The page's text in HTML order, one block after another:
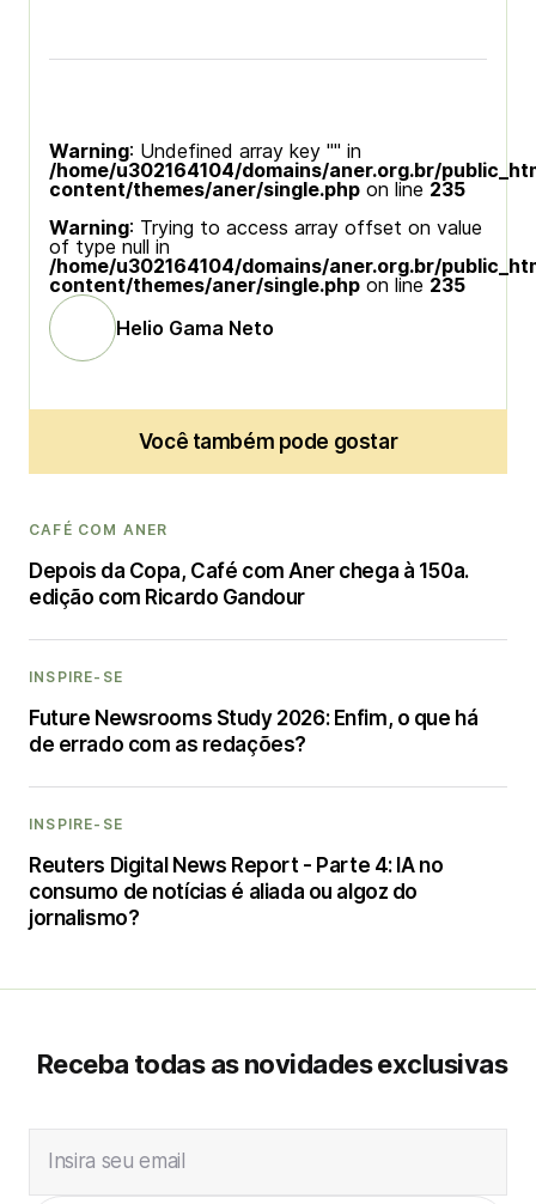
Warning: Undefined array key "" in
/home/u302164104/domains/aner.org.br/
content/themes/aner/single.php on line 235
Warning: Trying to access array offset on value
of type null in
/home/u302164104/domains/aner.org.br/
content/themes/aner/single.php on line 235
Helio Gama Neto
Você também pode gostar
CAFÉ COM ANER
Depois da Copa, Café com Aner chega à 150a.
edição com Ricardo Gandour
INSPIRE-SE
Future Newsrooms Study 2026: Enfim, o que há
de errado com as redações?
INSPIRE-SE
Reuters Digital News Report - Parte 4: IA no
consumo de notícias é aliada ou algoz do
jornalismo?
Receba todas as novidades exclusivas
Insira seu email